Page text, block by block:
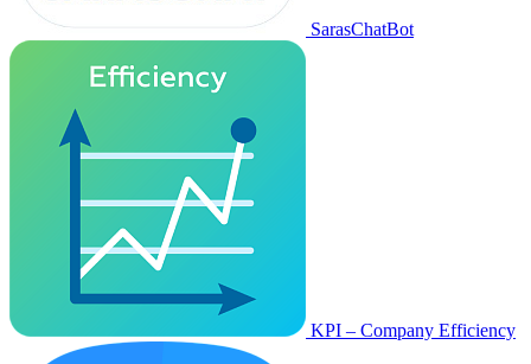
SarasChatBot
KPI – Company Efficiency